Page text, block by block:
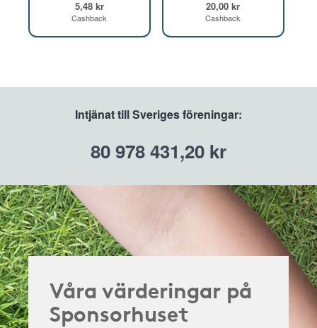
5,48 kr
Cashback
20,00 kr
Cashback
Intjänat till Sveriges föreningar:
80 978 431,20 kr
Våra värderingar på
Sponsorhuset